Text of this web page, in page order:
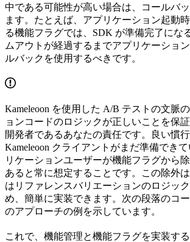
中である可能性が高い場合は、コールバ
ます。たとえば、アプリケーション起動
る機能フラグでは、SDK が準備完了にな
ムアウトが経過するまでアプリケーショ
ルバックを使用するべきです。
Kameleoon を使用した A/B テストの文脈
ョンコードのロジックが正しいことを保
開発者であるあなたの責任です。良い慣行
Kameleoon クライアントがまだ準備でき
リケーションユーザーが機能フラグから
あると常に想定することです。この除外
はリファレンスバリエーションのロジッ
め、簡単に実装できます。次の段落のコ
のアプローチの例を示しています。
これで、機能管理と機能フラグを実装す